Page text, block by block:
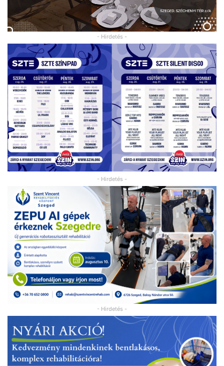
- Hirdetés -
- Hirdetés -
- Hirdetés -